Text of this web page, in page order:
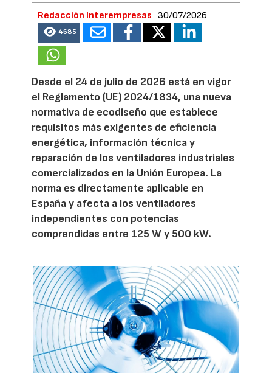
Redacción Interempresas 30/07/2026
4685
Desde el 24 de julio de 2026 está en vigor
el Reglamento (UE) 2024/1834, una nueva
normativa de ecodiseño que establece
requisitos más exigentes de eficiencia
energética, información técnica y
reparación de los ventiladores industriales
comercializados en la Unión Europea. La
norma es directamente aplicable en
España y afecta a los ventiladores
independientes con potencias
comprendidas entre 125 W y 500 kW.